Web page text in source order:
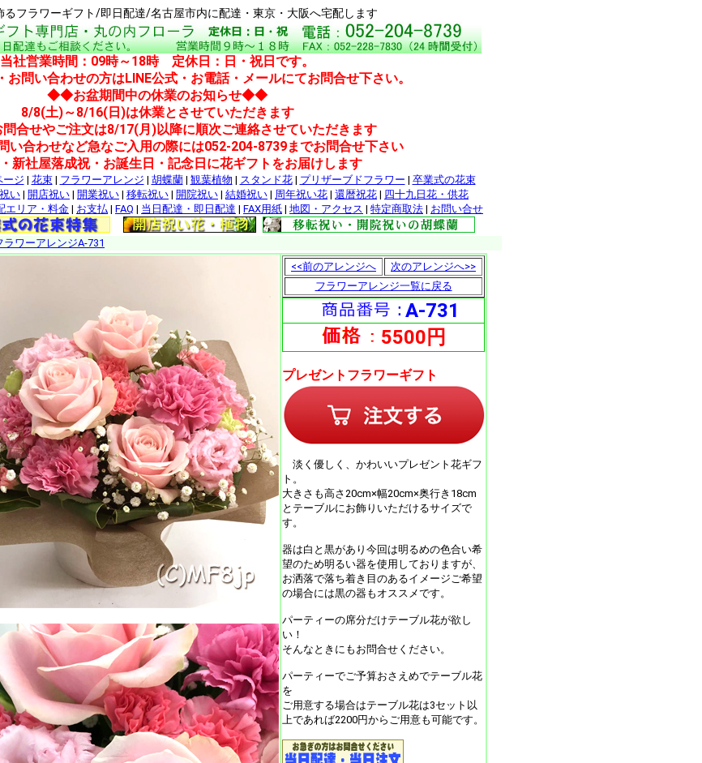
るフラワーギフト/即日配達/名古屋市内に配達・東京・大阪へ宅配します
当社営業時間：09時～18時 定休日：日・祝日です。
お問い合わせの方はLINE公式・お電話・メールにてお問合せ下さい。
◆◆お盆期間中の休業のお知らせ◆◆
8/8(土)～8/16(日)は休業とさせていただきます
合せやご注文は8/17(月)以降に順次ご連絡させていただきます
い合わせなど急なご入用の際には052-204-8739までお問合せ下さい
新社屋落成祝・お誕生日・記念日に花ギフトをお届けします
ージ | 花束| フラワーアレンジ | 胡蝶蘭| 観葉植物 | スタンド花| プリザーブドフラワー | 卒業式の花束
い | 開店祝い | 開業祝い | 移転祝い | 開院祝い | 結婚祝い | 周年祝い花 | 還暦祝花 | 四十九日花・供花
エリア・料金 | お支払 | FAQ | 当日配達・即日配達 | FAX用紙 | 地図・アクセス | 特定商取法 | お問い合せ
ラワーアレンジA-731
<<前のアレンジへ
次のアレンジへ>>
フラワーアレンジ一覧に戻る
A-731
5500円
プレゼントフラワーギフト
淡く優しく、かわいいプレゼント花ギフ
ト。
大きさも高さ20cm×幅20cm×奥行き18cm
とテーブルにお飾りいただけるサイズで
す。
器は白と黒があり今回は明るめの色合い希
望のため明るい器を使用しておりますが、
お洒落で落ち着き目のあるイメージご希望
の場合には黒の器もオススメです。
パーティーの席分だけテーブル花が欲し
い！
そんなときにもお問合せください。
パーティーでご予算おさえめでテーブル花
を
ご用意する場合はテーブル花は3セット以
上であれば2200円からご用意も可能です。